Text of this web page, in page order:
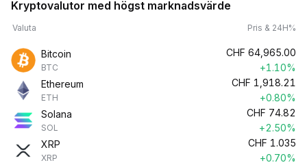
Kryptovalutor med högst marknadsvärde
Valuta Pris & 24H%
Bitcoin
BTC
CHF 64,965.00
+1.10%
Ethereum
ETH
CHF 1,918.21
+0.80%
Solana
SOL
CHF 74.82
+2.50%
XRP
XRP
CHF 1.035
+0.70%